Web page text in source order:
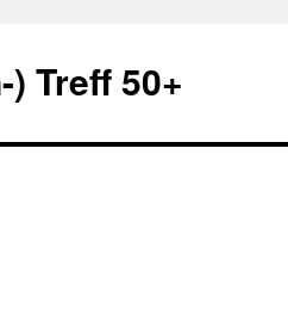
Treff 50+